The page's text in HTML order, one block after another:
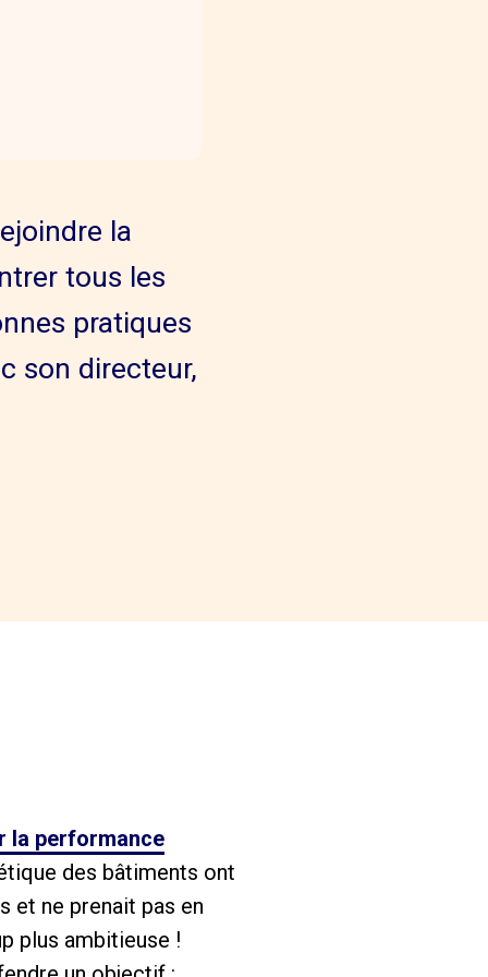
la
tous les
pratiques
son directeur,
la performance
des bâtiments ont
et ne prenait pas en
plus ambitieuse !